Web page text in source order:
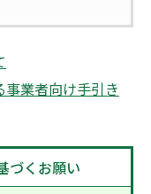
業者向け手引き
づくお願い